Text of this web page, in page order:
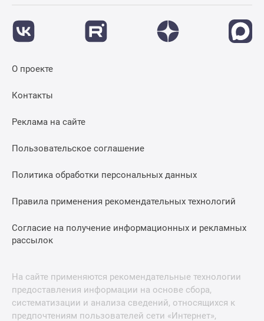
О проекте
Контакты
Реклама на сайте
Пользовательское соглашение
Политика обработки персональных данных
Правила применения рекомендательных технологий
Согласие на получение информационных и рекламных
рассылок
На сайте применяются рекомендательные технологии
предоставления информации на основе сбора,
систематизации и анализа сведений, относящихся к
предпочтениям пользователей сети «Интернет»,